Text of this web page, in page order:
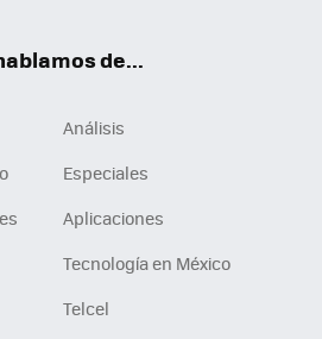
de...
Análisis
Especiales
Aplicaciones
Tecnología en México
Telcel